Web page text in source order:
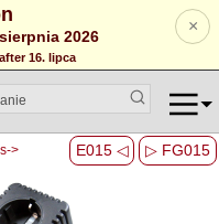
2026
16. lipca
×
E015 ◁ ▷ FG015
>